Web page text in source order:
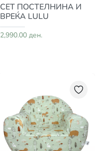
СЕТ ПОСТЕЛНИНА И
ВРЕЌА LULU
2,990.00 ден.